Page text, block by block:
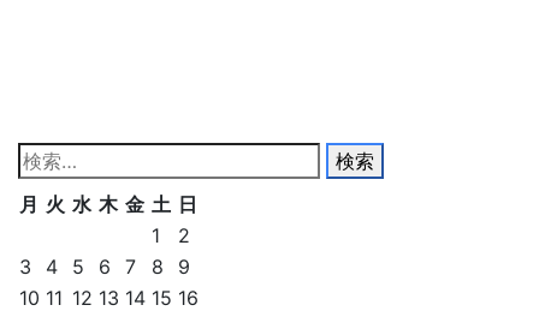
検
索:
月 火 水 木 金 土 日
1
2
3
4 5 6 7 8
9
10 11 12 13 14 15 16